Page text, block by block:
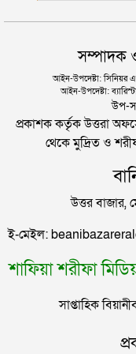
যুক্তরাজ্যে
সিলেটে
উদ্ধার
দিল্লিতে
সিলেটের
জুলাই
সিলেটে
ইউনূসকে
সম্পাদক
আইন-উপদেষ্টা: সিনিয়র
আইন-উপদেষ্টা:
উপ-
প্রকাশক কর্তৃক উত্তরা
থেকে মুদ্রিত ও
উত্তর বাজার,
ই-মেইল:
শাফিয়া শরীফা
সাপ্তাহিক